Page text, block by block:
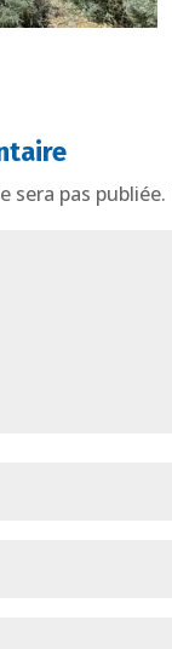
sera pas publiée.